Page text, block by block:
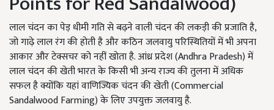
लाल चंदन का पेड़ धीमी गति से बढ़ने वाली चंदन की लकड़ी की प्रजाति है,
जो गाढ़े लाल रंग की होती है और कठिन जलवायु परिस्थितियों में भी अपना
आकार और टेक्सचर को नहीं खोता है. आंध्र प्रदेश (Andhra Pradesh) में
लाल चंदन की खेती भारत के किसी भी अन्य राज्य की तुलना में अधिक
सफल है क्योंकि यहां वाणिज्यिक चंदन की खेती (Commercial
Sandalwood Farming) के लिए उपयुक्त जलवायु है.